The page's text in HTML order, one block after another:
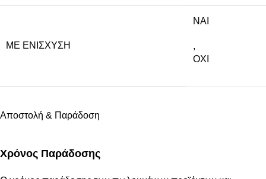
ΜΕ ΕΝΊΣΧΥΣΗ
NAI
,
ΟΧΙ
Αποστολή & Παράδοση
Χρόνος Παράδοσης